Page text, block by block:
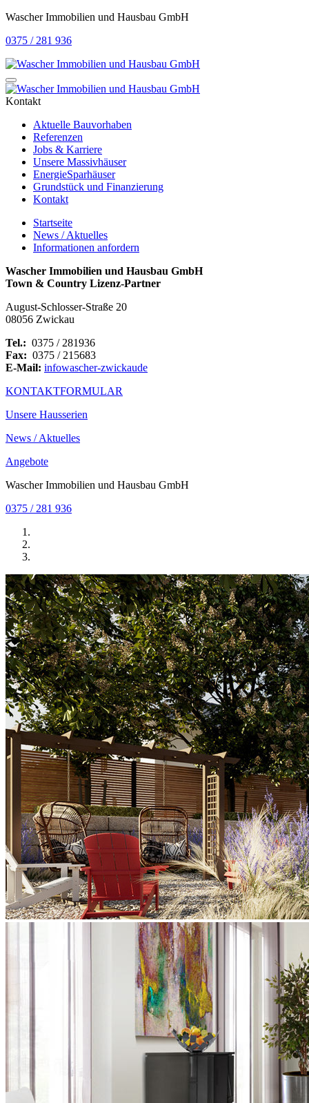
Wascher Immobilien und Hausbau GmbH
0375 / 281 936
Kontakt
Aktuelle Bauvorhaben
Referenzen
Jobs & Karriere
Unsere Massivhäuser
EnergieSparhäuser
Grundstück und Finanzierung
Kontakt
Startseite
News / Aktuelles
Informationen anfordern
Wascher Immobilien und Hausbau GmbH
Town & Country Lizenz-Partner
August-Schlosser-Straße 20
08056 Zwickau
Tel.: 0375 / 281936
Fax: 0375 / 215683
E-Mail: infowascher-zwickaude
KONTAKTFORMULAR
Unsere Hausserien
News / Aktuelles
Angebote
Wascher Immobilien und Hausbau GmbH
0375 / 281 936